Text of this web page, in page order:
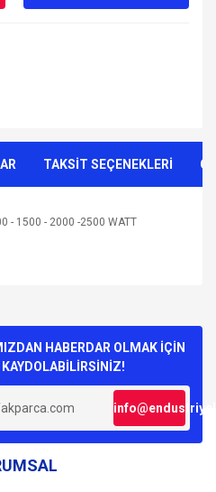
TAKSİT SEÇENEKLERİ
- 1500 - 2000 -2500 WATT
Yaz
ederiz.
veya görüntülenemiyor.
bilgiler bulunuyor.
daha pahalı.
HABERDAR OLMAK İÇİN